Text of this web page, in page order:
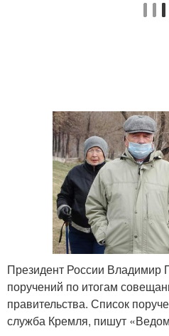
Президент России Владимир
поручений по итогам
правительства. Список
служба Кремля, пишут